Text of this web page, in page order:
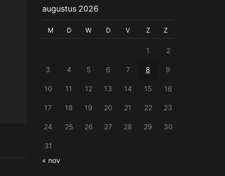
augustus 2026
M D W D V Z Z
1 2
3 4 5 6 7 8 9
10 11 12 13 14 15 16
17 18 19 20 21 22 23
24 25 26 27 28 29 30
31
« nov